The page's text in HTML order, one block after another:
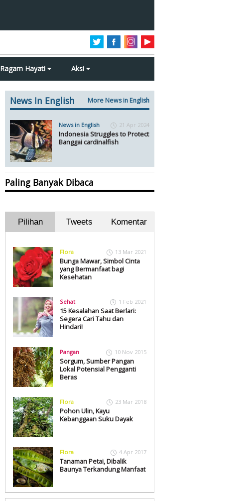
Ragam Hayati Aksi
News In English More News in English
News in English 21 Apr 2024
Indonesia Struggles to Protect
Banggai cardinalfish
Paling Banyak Dibaca
Pilihan Tweets Komentar
Flora 13 Mar 2021
Bunga Mawar, Simbol Cinta
yang Bermanfaat bagi
Kesehatan
Sehat 1 Feb 2021
15 Kesalahan Saat Berlari:
Segera Cari Tahu dan
Hindari!
Pangan 10 Nov 2015
Sorgum, Sumber Pangan
Lokal Potensial Pengganti
Beras
Flora 23 Mar 2018
Pohon Ulin, Kayu
Kebanggaan Suku Dayak
Flora 4 Apr 2017
Tanaman Petai, Dibalik
Baunya Terkandung Manfaat